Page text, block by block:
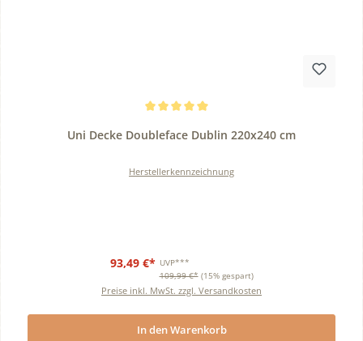
Uni Decke Doubleface Dublin 220x240 cm
Herstellerkennzeichnung
93,49 €* UVP***
109,99 €* (15% gespart)
Preise inkl. MwSt. zzgl. Versandkosten
In den Warenkorb